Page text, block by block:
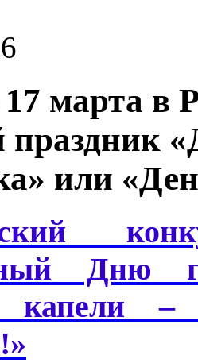
марта в
или
Дню
капели